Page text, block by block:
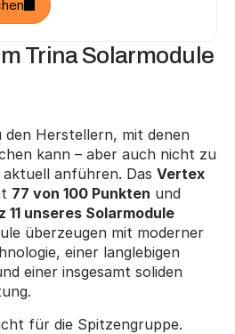
Trina Solarmodule
Herstellern, mit denen
kann – aber auch nicht zu
anführen. Das Vertex
77 von 100 Punkten und
11 unseres Solarmodule
überzeugen mit moderner
einer langlebigen
einer insgesamt soliden
für die Spitzengruppe.